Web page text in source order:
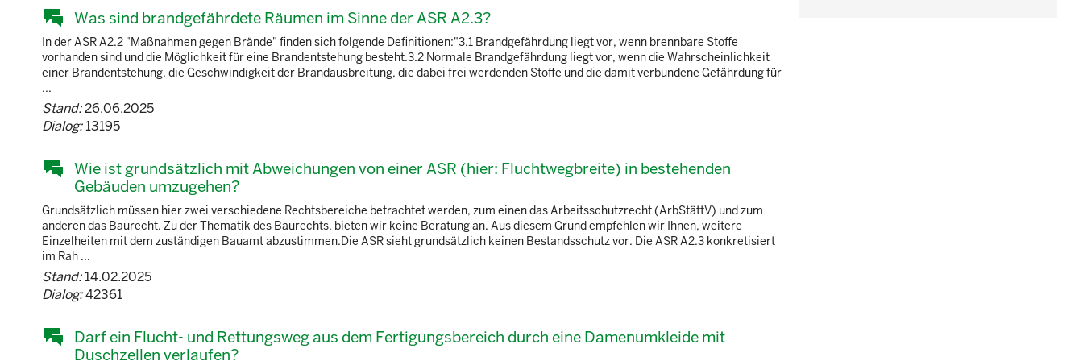
Was sind brandgefährdete Räumen im Sinne der ASR A2.3?
In der ASR A2.2 "Maßnahmen gegen Brände" finden sich folgende Definitionen:"3.1 Brandgefährdung liegt vor, wenn brennbare Stoffe
vorhanden sind und die Möglichkeit für eine Brandentstehung besteht.3.2 Normale Brandgefährdung liegt vor, wenn die Wahrscheinlichkeit
einer Brandentstehung, die Geschwindigkeit der Brandausbreitung, die dabei frei werdenden Stoffe und die damit verbundene Gefährdung für
...
Stand:26.06.2025
Dialog:13195
Wie ist grundsätzlich mit Abweichungen von einer ASR (hier: Fluchtwegbreite) in bestehenden
Gebäuden umzugehen?
Grundsätzlich müssen hier zwei verschiedene Rechtsbereiche betrachtet werden, zum einen das Arbeitsschutzrecht (ArbStättV) und zum
anderen das Baurecht. Zu der Thematik des Baurechts, bieten wir keine Beratung an. Aus diesem Grund empfehlen wir Ihnen, weitere
Einzelheiten mit dem zuständigen Bauamt abzustimmen.Die ASR sieht grundsätzlich keinen Bestandsschutz vor. Die ASR A2.3 konkretisiert
im Rah ...
Stand:14.02.2025
Dialog:42361
Darf ein Flucht- und Rettungsweg aus dem Fertigungsbereich durch eine Damenumkleide mit
Duschzellen verlaufen?